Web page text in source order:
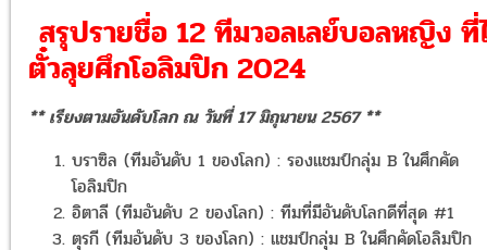
สรุปรายชื่อ 12 ทีมวอลเลย์บอลหญิง ที่
ตั๋วลุยศึกโอลิมปิก 2024
** เรียงตามอันดับโลก ณ วันที่ 17 มิถุนายน 2567 **
บราซิล (ทีมอันดับ 1 ของโลก) : รองแชมป์กลุ่ม B ในศึกคัด
โอลิมปิก
อิตาลี (ทีมอันดับ 2 ของโลก) : ทีมที่มีอันดับโลกดีที่สุด #1
ตุรกี (ทีมอันดับ 3 ของโลก) : แชมป์กลุ่ม B ในศึกคัดโอลิมปิก